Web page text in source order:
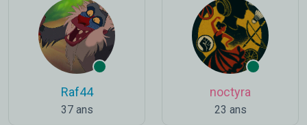
Raf44
37 ans
noctyra
23 ans